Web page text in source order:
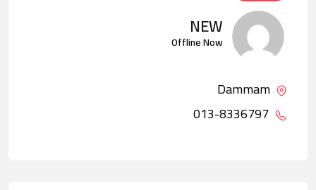
NEW
Offline Now